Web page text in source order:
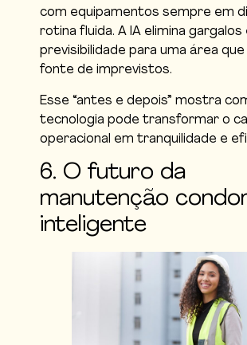
com equipamentos sempre em
rotina fluida. A IA elimina
previsibilidade para uma área
fonte de imprevistos.
Esse “antes e depois” mostra
tecnologia pode transformar o
operacional em tranquilidade e
6. O futuro da
manutenção
inteligente